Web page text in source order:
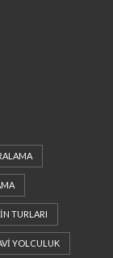
TURLARI
YOLCULUK